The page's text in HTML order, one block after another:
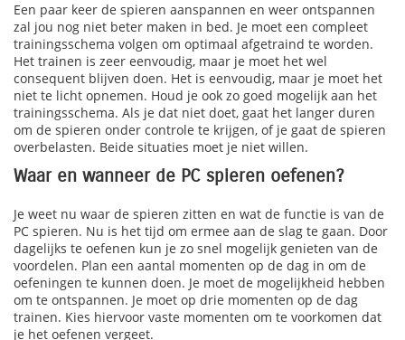
Een paar keer de spieren aanspannen en weer ontspannen
zal jou nog niet beter maken in bed. Je moet een compleet
trainingsschema volgen om optimaal afgetraind te worden.
Het trainen is zeer eenvoudig, maar je moet het wel
consequent blijven doen. Het is eenvoudig, maar je moet het
niet te licht opnemen. Houd je ook zo goed mogelijk aan het
trainingsschema. Als je dat niet doet, gaat het langer duren
om de spieren onder controle te krijgen, of je gaat de spieren
overbelasten. Beide situaties moet je niet willen.
Waar en wanneer de PC spieren oefenen?
Je weet nu waar de spieren zitten en wat de functie is van de
PC spieren. Nu is het tijd om ermee aan de slag te gaan. Door
dagelijks te oefenen kun je zo snel mogelijk genieten van de
voordelen. Plan een aantal momenten op de dag in om de
oefeningen te kunnen doen. Je moet de mogelijkheid hebben
om te ontspannen. Je moet op drie momenten op de dag
trainen. Kies hiervoor vaste momenten om te voorkomen dat
je het oefenen vergeet.